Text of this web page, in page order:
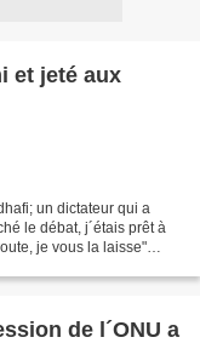
et jeté aux
un dictateur qui a
le débat, j´étais prêt à
je vous la laisse"
de l´ONU a